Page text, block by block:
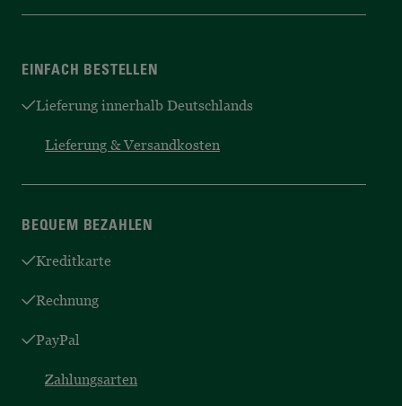
EINFACH BESTELLEN
Lieferung innerhalb Deutschlands
Lieferung & Versandkosten
BEQUEM BEZAHLEN
Kreditkarte
Rechnung
PayPal
Zahlungsarten